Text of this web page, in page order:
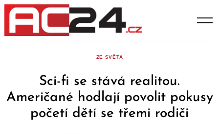
Skip
content
ZE SVĚTA
Sci-fi se stává realitou.
Američané hodlají povolit pokusy
početí dětí se třemi rodiči